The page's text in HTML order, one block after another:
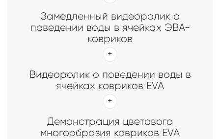
Замедленный видеоролик о
поведении воды в ячейках ЭВА-
ковриков
Видеоролик о поведении воды в
ячейках ковриков EVA
Демонстрация цветового
многообразия ковриков EVA